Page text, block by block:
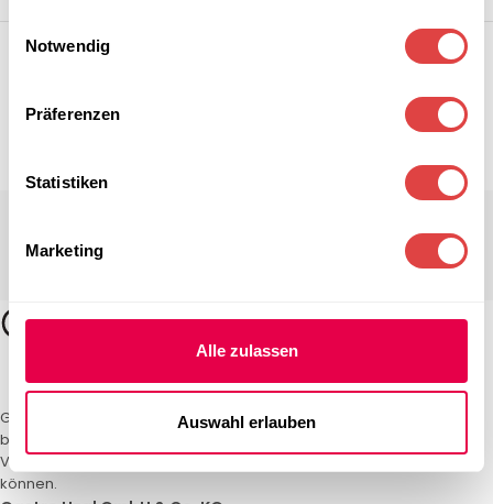
Notwendig
Präferenzen
Statistiken
Marketing
Alle zulassen
Auswahl erlauben
Gastro Uzal – Ihr Spezialist für Gastronomiemöbel und -textilien. Wir
bieten maßgeschneiderte Lösungen für Restaurants, Hotels und
Veranstaltungen. Qualität und Service, auf die Sie sich verlassen
können.